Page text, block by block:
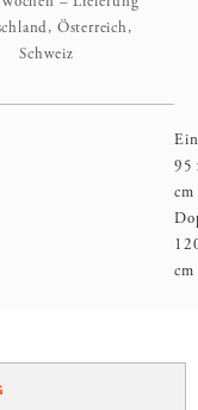
– Lieferung
Österreich,
Schweiz
95